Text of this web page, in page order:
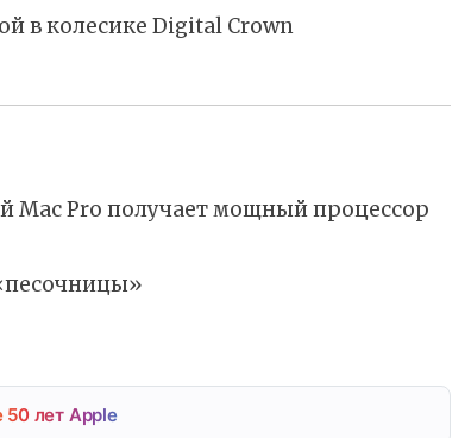
в колесике Digital Crown
Mac Pro получает мощный процессор
лет Apple